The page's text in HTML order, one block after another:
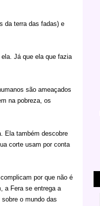
da terra das fadas) e
Já que ela que fazia
são ameaçados
na pobreza, os
Ela também descobre
corte usam por conta
por que não é
a Fera se entrega a
o mundo das